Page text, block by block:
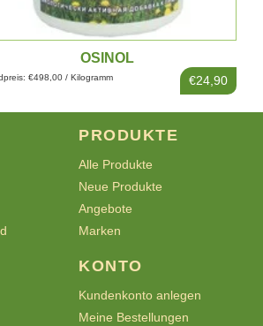
OSINOL
€24,90
€498,00 / Kilogramm
PRODUKTE
Alle Produkte
Neue Produkte
Angebote
Marken
KONTO
Kundenkonto anlegen
Meine Bestellungen